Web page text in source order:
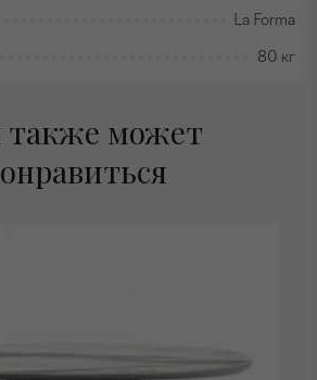
La Forma
80 кг
также может